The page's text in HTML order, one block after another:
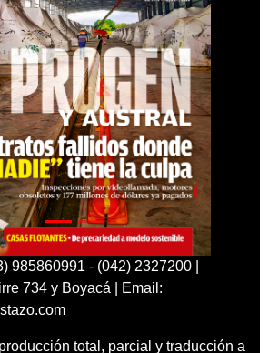
985860991 - (042) 2327200 |
734 y Boyacá | Email:
total, parcial y traducción a